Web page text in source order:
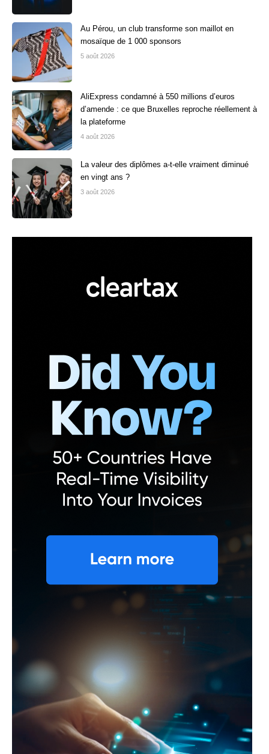
Au Pérou, un club transforme son maillot en
mosaïque de 1 000 sponsors
5 août 2026
AliExpress condamné à 550 millions d’euros
d’amende : ce que Bruxelles reproche réellement à
la plateforme
4 août 2026
La valeur des diplômes a-t-elle vraiment diminué
en vingt ans ?
3 août 2026